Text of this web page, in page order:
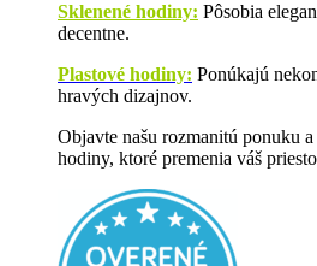
Sklenené hodiny: Pôsobia
decentne.
Plastové hodiny: Ponúkajú
hravých dizajnov.
Objavte našu rozmanitú ponuku
hodiny, ktoré premenia váš